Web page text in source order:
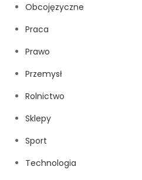
Obcojęzyczne
Praca
Prawo
Przemysł
Rolnictwo
Sklepy
Sport
Technologia